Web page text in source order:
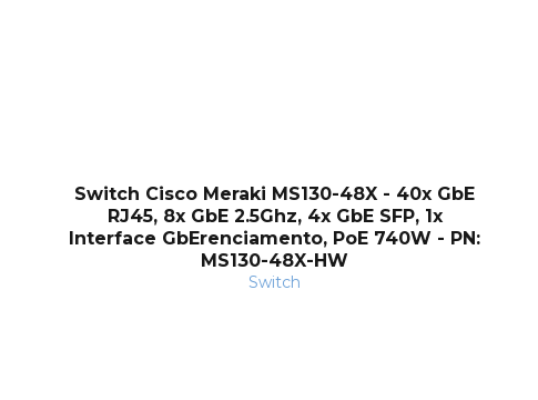
Switch Cisco Meraki MS130-48X - 40x GbE
RJ45, 8x GbE 2.5Ghz, 4x GbE SFP, 1x
Interface GbErenciamento, PoE 740W - PN:
MS130-48X-HW
Switch